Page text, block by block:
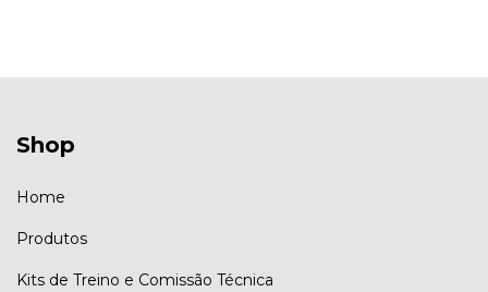
Shop
Home
Produtos
Kits de Treino e Comissão Técnica